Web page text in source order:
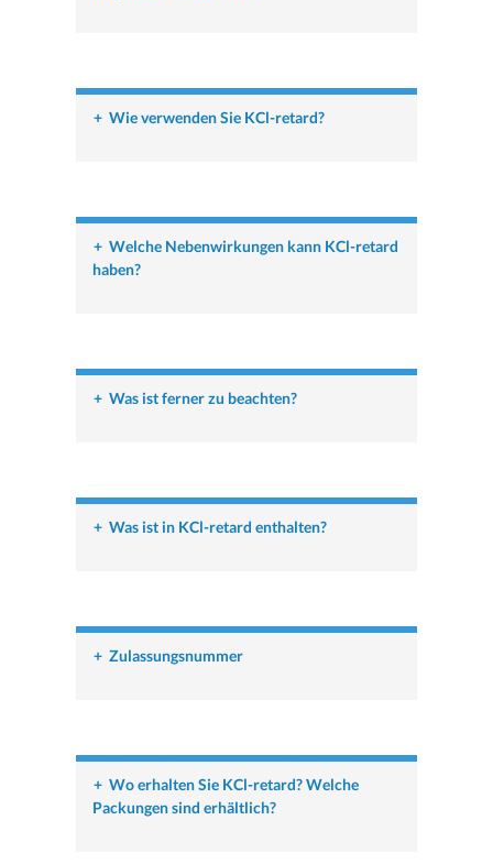
+ Wie verwenden Sie KCl-retard?
+ Welche Nebenwirkungen kann KCl-retard
haben?
+ Was ist ferner zu beachten?
+ Was ist in KCl-retard enthalten?
+ Zulassungsnummer
+ Wo erhalten Sie KCl-retard? Welche
Packungen sind erhältlich?